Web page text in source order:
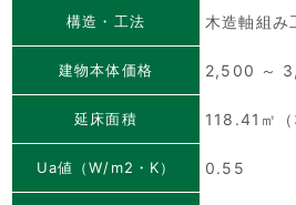
構造・工法 木造軸組
建物本体価格 2,500 ～
延床面積 118.41㎡（
Ua値（W/m2・K） 0.55